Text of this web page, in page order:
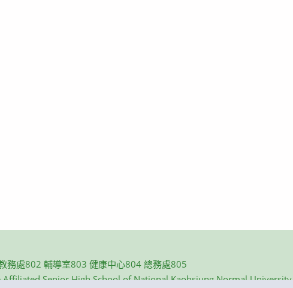
務處802 輔導室803 健康中心804 總務處805
Senior High School of National Kaohsiung Normal University